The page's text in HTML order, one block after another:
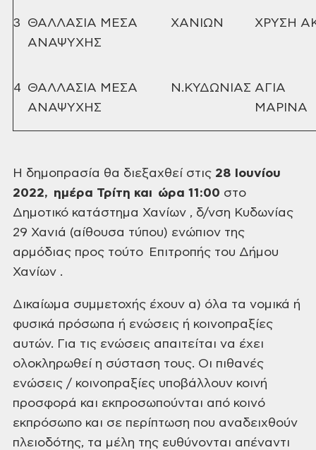
3
ΘΑΛΛΑΣΙΑ ΜΕΣΑ
ΑΝΑΨΥΧΗΣ
ΧΑΝΙΩΝ ΧΡΥΣΗ
4
ΘΑΛΛΑΣΙΑ ΜΕΣΑ
ΑΝΑΨΥΧΗΣ
Ν.ΚΥΔΩΝΙΑΣ ΑΓΙΑ
ΜΑΡΙΝΑ
Η δημοπρασία θα διεξαχθεί στις 28 Ιουνίου
2022, ημέρα Τρίτη και ώρα 11:00 στο
Δημοτικό κατάστημα Χανίων , δ/νση Κυδωνίας
29 Χανιά (αίθουσα τύπου) ενώπιον της
αρμόδιας προς τούτο Επιτροπής του Δήμου
Χανίων .
Δικαίωμα συμμετοχής έχουν α) όλα τα νομικά ή
φυσικά πρόσωπα ή ενώσεις ή κοινοπραξίες
αυτών. Για τις ενώσεις απαιτείται να έχει
ολοκληρωθεί η σύσταση τους. Οι πιθανές
ενώσεις / κοινοπραξίες υποβάλλουν κοινή
προσφορά και εκπροσωπούνται από κοινό
εκπρόσωπο και σε περίπτωση που αναδειχθούν
πλειοδότης, τα μέλη της ευθύνονται απέναντι